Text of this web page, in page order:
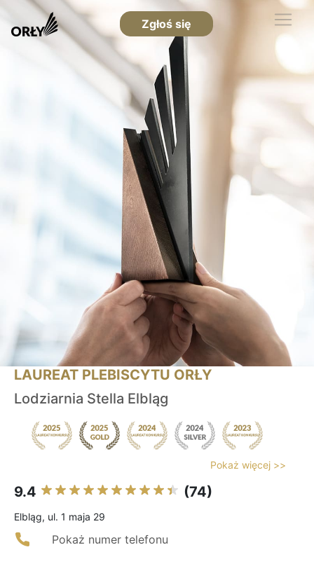
Zgłoś się
LAUREAT PLEBISCYTU ORŁY
Lodziarnia Stella Elbląg
Pokaż więcej >>
9.4 (74)
Elbląg, ul. 1 maja 29
Pokaż numer telefonu